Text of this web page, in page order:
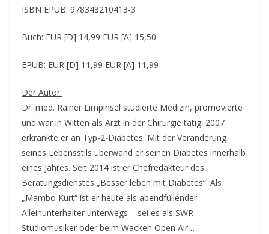
ISBN EPUB: 978343210413-3
Buch: EUR [D] 14,99 EUR [A] 15,50
EPUB: EUR [D] 11,99 EUR [A] 11,99
Der Autor:
Dr. med. Rainer Limpinsel studierte Medizin, promovierte
und war in Witten als Arzt in der Chirurgie tätig. 2007
erkrankte er an Typ-2-Diabetes. Mit der Veränderung
seines Lebensstils überwand er seinen Diabetes innerhalb
eines Jahres. Seit 2014 ist er Chefredakteur des
Beratungsdienstes „Besser leben mit Diabetes“. Als
„Mambo Kurt“ ist er heute als abendfüllender
Alleinunterhalter unterwegs – sei es als SWR-
Studiomusiker oder beim Wacken Open Air …